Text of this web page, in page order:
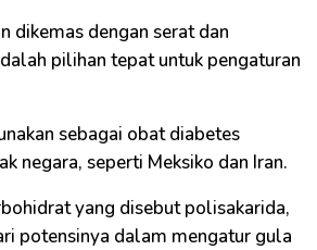
dikemas dengan serat dan
pilihan tepat untuk pengaturan
sebagai obat diabetes
negara, seperti Meksiko dan Iran.
yang disebut polisakarida,
potensinya dalam mengatur gula